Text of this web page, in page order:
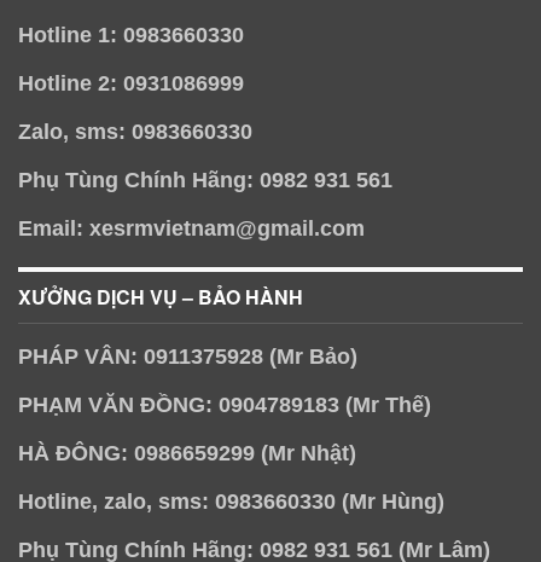
Hotline 1: 0983660330
Hotline 2: 0931086999
Zalo, sms: 0983660330
Phụ Tùng Chính Hãng: 0982 931 561
Email: xesrmvietnam@gmail.com
XƯỞNG DỊCH VỤ – BẢO HÀNH
PHÁP VÂN: 0911375928 (Mr Bảo)
PHẠM VĂN ĐỒNG: 0904789183 (Mr Thế)
HÀ ĐÔNG: 0986659299 (Mr Nhật)
Hotline, zalo, sms: 0983660330 (Mr Hùng)
Phụ Tùng Chính Hãng: 0982 931 561 (Mr Lâm)